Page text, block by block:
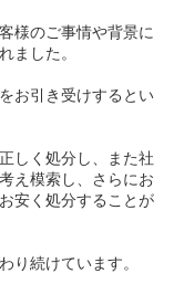
様のご事情や背景に
ました。
お引き受けするとい
しく処分し、また社
え模索し、さらにお
安く処分することが
り続けています。